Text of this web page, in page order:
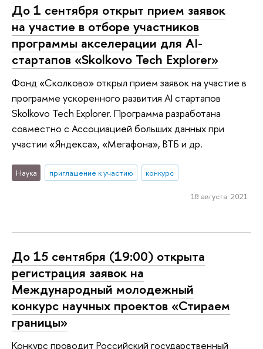
До 1 сентября открыт прием заявок
на участие в отборе участников
программы акселерации для AI-
стартапов «Skolkovo Tech Explorer»
Фонд «Сколково» открыл прием заявок на участие в
программе ускоренного развития AI стартапов
Skolkovo Tech Explorer. Программа разработана
совместно с Ассоциацией больших данных при
участии «Яндекса», «Мегафона», ВТБ и др.
Наука приглашение к участию конкурс
18 августа 2021
До 15 сентября (19:00) открыта
регистрация заявок на
Международный молодежный
конкурс научных проектов «Стираем
границы»
Конкурс проводит Российский государственный